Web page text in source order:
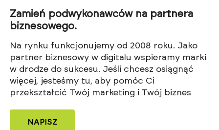
Zamień podwykonawców na partnera
biznesowego.
Na rynku funkcjonujemy od 2008 roku. Jako
partner biznesowy w digitalu wspieramy marki
w drodze do sukcesu. Jeśli chcesz osiągnąć
więcej, jesteśmy tu, aby pomóc Ci
przekształcić Twój marketing i Twój biznes
NAPISZ